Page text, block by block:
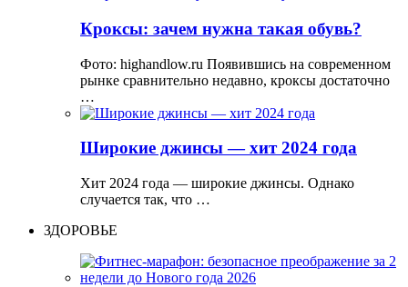
Кроксы: зачем нужна такая обувь?
Фото: highandlow.ru Появившись на современном
рынке сравнительно недавно, кроксы достаточно
…
Широкие джинсы — хит 2024 года
Хит 2024 года — широкие джинсы. Однако
случается так, что …
ЗДОРОВЬЕ